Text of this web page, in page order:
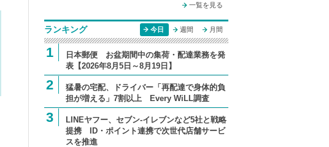
一覧を見る
ランキング 今日 週間 月間
1
日本郵便 お盆期間中の集荷・配達業務を発
表【2026年8月5日～8月19日】
2
猛暑の宅配、ドライバー「再配達で身体的負
担が増える」7割以上 Every WiLL調査
3
LINEヤフー、セブン-イレブンなど5社と戦略
提携 ID・ポイント連携で次世代店舗サービ
スを推進